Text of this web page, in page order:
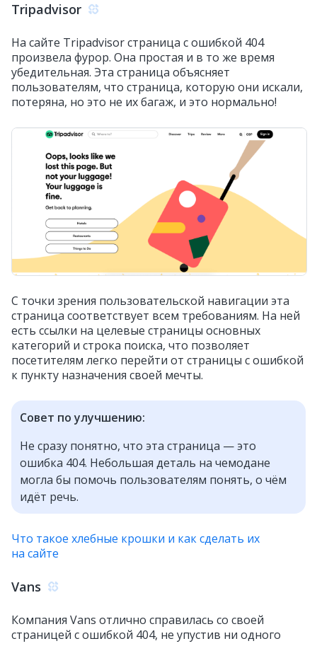
Tripadvisor
На сайте Tripadvisor страница с ошибкой 404
произвела фурор. Она простая и в то же время
убедительная. Эта страница объясняет
пользователям, что страница, которую они искали,
потеряна, но это не их багаж, и это нормально!
С точки зрения пользовательской навигации эта
страница соответствует всем требованиям. На ней
есть ссылки на целевые страницы основных
категорий и строка поиска, что позволяет
посетителям легко перейти от страницы с ошибкой
к пункту назначения своей мечты.
Совет по улучшению:
Не сразу понятно, что эта страница — это
ошибка 404. Небольшая деталь на чемодане
могла бы помочь пользователям понять, о чём
идёт речь.
Что такое хлебные крошки и как сделать их
на сайте
Vans
Компания Vans отлично справилась со своей
страницей с ошибкой 404, не упустив ни одного